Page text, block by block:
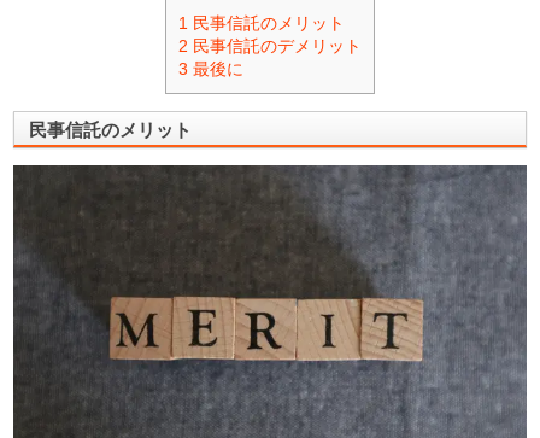
1 民事信託のメリット
2 民事信託のデメリット
3 最後に
民事信託のメリット